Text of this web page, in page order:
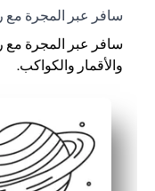
سافر عبر المجرة مع
سافر عبر المجرة مع
والأقمار والكواكب.
تعمل الخطوط
يثير موضوع الفضاء
مثالي للمنزل أو